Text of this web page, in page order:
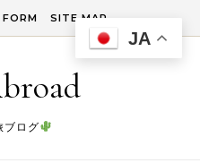
SITE MAP
ブログ
JA